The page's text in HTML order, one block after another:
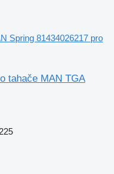
Spring 81434026217 pro
tahače MAN TGA